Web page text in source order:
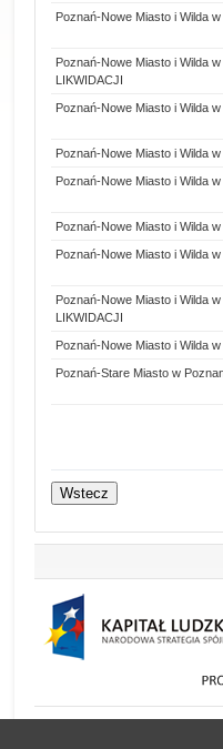
Poznań-Nowe Miasto i Wilda
Poznań-Nowe Miasto i Wilda
LIKWIDACJI
Poznań-Nowe Miasto i Wilda
Poznań-Nowe Miasto i Wilda
Poznań-Nowe Miasto i Wilda
Poznań-Nowe Miasto i Wilda
Poznań-Nowe Miasto i Wilda
Poznań-Nowe Miasto i Wilda
LIKWIDACJI
Poznań-Nowe Miasto i Wilda
Poznań-Stare Miasto w
© 2000-2026 Ministerstwo